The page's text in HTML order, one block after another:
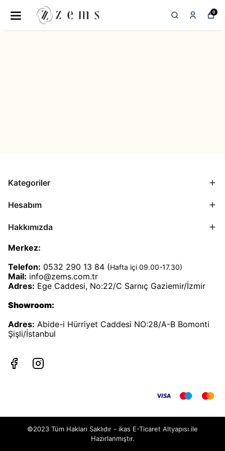
0
Kategoriler
Hesabım
Hakkımızda
Merkez:
Telefon: 0532 290 13 84 (Hafta içi 09.00-17.30)
Mail: info@zems.com.tr
Adres: Ege Caddesi, No:22/C Sarnıç Gaziemir/İzmir
Showroom:
Adres: Abide-i Hürriyet Caddesi NO:28/A-B Bomonti
Şişli/İstanbul
©2023 Tüm Hakları Saklıdır - ikas E-Ticaret Altyapısı ile
Hazırlanmıştır.